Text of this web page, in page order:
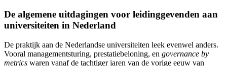
De algemene uitdagingen voor leidinggevenden aan
universiteiten in Nederland
De praktijk aan de Nederlandse universiteiten leek evenwel anders.
Vooral managementsturing, prestatiebeloning, en governance by
metrics waren vanaf de tachtiger jaren van de vorige eeuw van